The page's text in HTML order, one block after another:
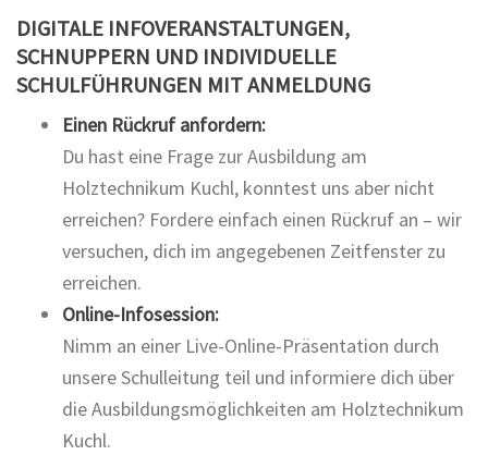
DIGITALE INFOVERANSTALTUNGEN,
SCHNUPPERN UND INDIVIDUELLE
SCHULFÜHRUNGEN MIT ANMELDUNG
Einen Rückruf anfordern:
Du hast eine Frage zur Ausbildung am
Holztechnikum Kuchl, konntest uns aber nicht
erreichen? Fordere einfach einen Rückruf an – wir
versuchen, dich im angegebenen Zeitfenster zu
erreichen.
Online-Infosession:
Nimm an einer Live-Online-Präsentation durch
unsere Schulleitung teil und informiere dich über
die Ausbildungsmöglichkeiten am Holztechnikum
Kuchl.